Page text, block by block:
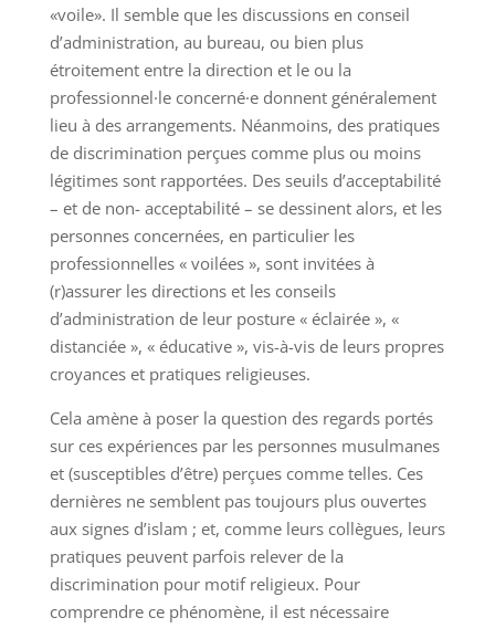
«voile». Il semble que les discussions en conseil
d’administration, au bureau, ou bien plus
étroitement entre la direction et le ou la
professionnel·le concerné·e donnent généralement
lieu à des arrangements. Néanmoins, des pratiques
de discrimination perçues comme plus ou moins
légitimes sont rapportées. Des seuils d’acceptabilité
– et de non- acceptabilité – se dessinent alors, et les
personnes concernées, en particulier les
professionnelles « voilées », sont invitées à
(r)assurer les directions et les conseils
d’administration de leur posture « éclairée », «
distanciée », « éducative », vis-à-vis de leurs propres
croyances et pratiques religieuses.
Cela amène à poser la question des regards portés
sur ces expériences par les personnes musulmanes
et (susceptibles d’être) perçues comme telles. Ces
dernières ne semblent pas toujours plus ouvertes
aux signes d’islam ; et, comme leurs collègues, leurs
pratiques peuvent parfois relever de la
discrimination pour motif religieux. Pour
comprendre ce phénomène, il est nécessaire